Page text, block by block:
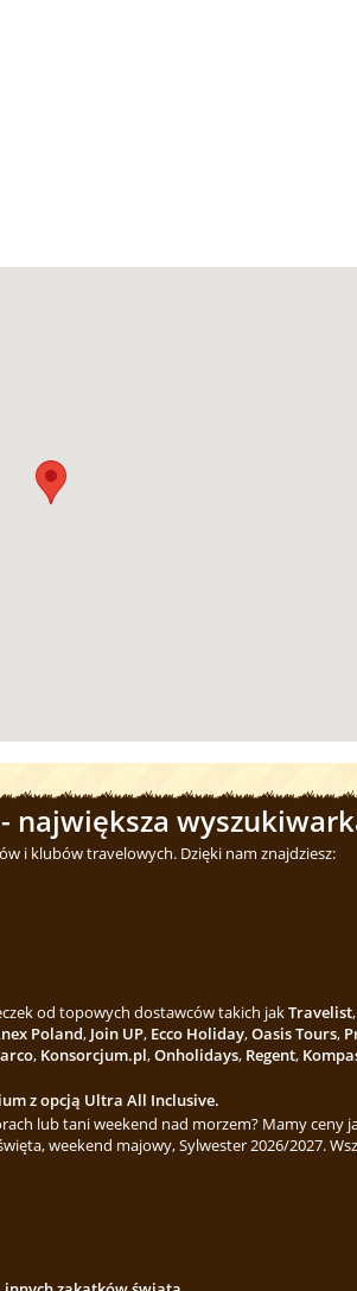
największa
i klubów travelowych. Dzięki nam znajdziesz:
od topowych dostawców takich jakTravelist,
Poland, Join UP, Ecco Holiday,Oasis Tours,
, Konsorcjum.pl,Onholidays, Regent,
z opcją Ultra All Inclusive.
lub tani weekend nad morzem? Mamy
weekend majowy, Sylwester 2026/2027.